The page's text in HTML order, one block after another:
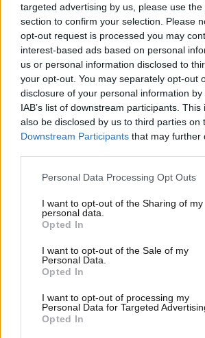
targeted advertising by us, please use
section to confirm your selection. Please
opt-out request is processed you may
interest-based ads based on personal
us or personal information disclosed to
your opt-out. You may separately opt-out
disclosure of your personal information
IAB’s list of downstream participants.
also be disclosed by us to third parties on
Downstream Participants that may further
Personal Data Processing Opt Outs
I want to opt-out of the Sharing of my
personal data.
Opted In
I want to opt-out of the Sale of my
Personal Data.
Opted In
I want to opt-out of processing my
Personal Data for Targeted
Opted In
Multa per il camper
“male”, non c’era
Il protagonista della vicenda finita
30 euroè Umberto Pellizzari,
Club A. Palladio. Stando al suo
suQuiComol’uomo avrebbe
camper FIAT che ha finito per
centimetro fuori dagli appositi stalli
La multa, a sua detta, è una:
con cene e spese assortite”.